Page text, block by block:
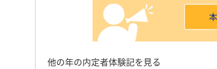
他の年の内定者体験記を見る